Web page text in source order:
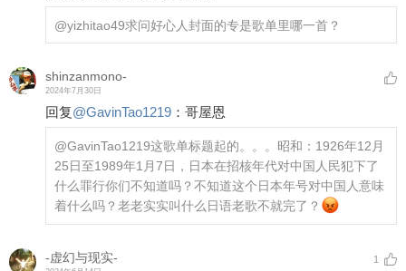
@yizhitao49求问好心人封面的专是歌单里哪一首？
shinzanmono-
2024年7月30日
回复@GavinTao1219 ： 哥屋恩
@GavinTao1219这歌单标题起的。。。昭和：1926年12月
25日至1989年1月7日，日本在招核年代对中国人民犯下了
什么罪行你们不知道吗？不知道这个日本年号对中国人意味
着什么吗？老老实实叫什么日语老歌不就完了？
-虚幻与现实- 1